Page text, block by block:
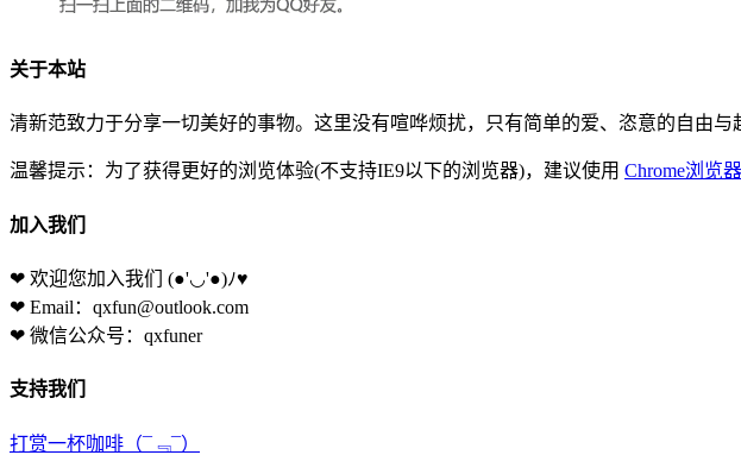
关于本站
清新范致力于分享一切美好的事物。这里没有喧哗烦扰，只有简单的爱、恣意的自由
温馨提示：为了获得更好的浏览体验(不支持IE9以下的浏览器)，建议使用 Chrome浏览
加入我们
❤ 欢迎您加入我们 (●'◡'●)ﾉ♥
❤ Email：qxfun@outlook.com
❤ 微信公众号：qxfuner
支持我们
打赏一杯咖啡 （¯﹃¯）